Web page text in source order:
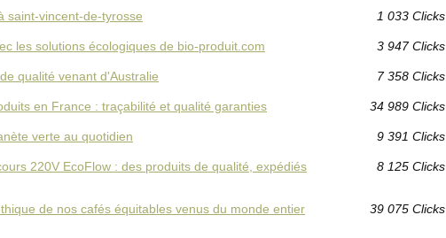
saint-vincent-de-tyrosse 1 033 Clicks
les solutions écologiques de bio-produit.com 3 947 Clicks
qualité venant d'Australie 7 358 Clicks
en France : traçabilité et qualité garanties 34 989 Clicks
verte au quotidien 9 391 Clicks
220V EcoFlow : des produits de qualité, expédiés
8 125 Clicks
de nos cafés équitables venus du monde entier 39 075 Clicks